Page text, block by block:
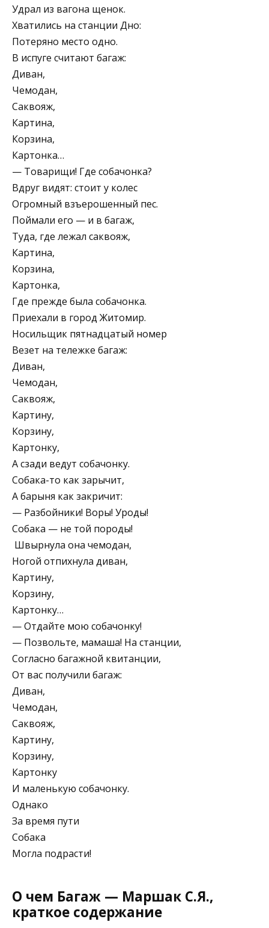
Удрал из вагона щенок.
Хватились на станции Дно:
Потеряно место одно.
В испуге считают багаж:
Диван,
Чемодан,
Саквояж,
Картина,
Корзина,
Картонка…
— Товарищи! Где собачонка?
Вдруг видят: стоит у колес
Огромный взъерошенный пес.
Поймали его — и в багаж,
Туда, где лежал саквояж,
Картина,
Корзина,
Картонка,
Где прежде была собачонка.
Приехали в город Житомир.
Носильщик пятнадцатый номер
Везет на тележке багаж:
Диван,
Чемодан,
Саквояж,
Картину,
Корзину,
Картонку,
А сзади ведут собачонку.
Собака-то как зарычит,
А барыня как закричит:
— Разбойники! Воры! Уроды!
Собака — не той породы!
Швырнула она чемодан,
Ногой отпихнула диван,
Картину,
Корзину,
Картонку…
— Отдайте мою собачонку!
— Позвольте, мамаша! На станции,
Согласно багажной квитанции,
От вас получили багаж:
Диван,
Чемодан,
Саквояж,
Картину,
Корзину,
Картонку
И маленькую собачонку.
Однако
За время пути
Собака
Могла подрасти!
О чем Багаж — Маршак С.Я.,
краткое содержание